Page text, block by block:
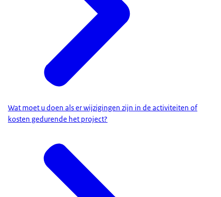
Wat moet u doen als er wijzigingen zijn in de activiteiten of
kosten gedurende het project?